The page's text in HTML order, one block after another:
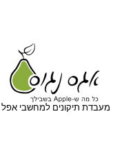
מעבדת תיקונים למחשבי אפל